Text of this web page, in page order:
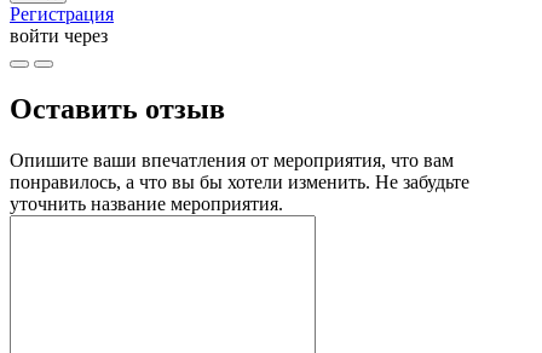
Регистрация
войти через
Оставить отзыв
Опишите ваши впечатления от мероприятия, что вам
понравилось, а что вы бы хотели изменить. Не забудьте
уточнить название мероприятия.